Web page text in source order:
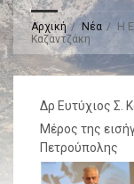
Αρχική Νέα
Η
Καζαντζάκη
Δρ Ευτύχιος Σ.
Μέρος της
Πετρούπολης